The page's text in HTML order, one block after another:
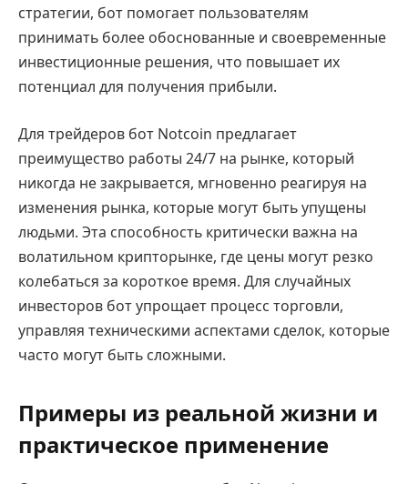
стратегии, бот помогает пользователям
принимать более обоснованные и своевременные
инвестиционные решения, что повышает их
потенциал для получения прибыли.
Для трейдеров бот Notcoin предлагает
преимущество работы 24/7 на рынке, который
никогда не закрывается, мгновенно реагируя на
изменения рынка, которые могут быть упущены
людьми. Эта способность критически важна на
волатильном крипторынке, где цены могут резко
колебаться за короткое время. Для случайных
инвесторов бот упрощает процесс торговли,
управляя техническими аспектами сделок, которые
часто могут быть сложными.
Примеры из реальной жизни и
практическое применение